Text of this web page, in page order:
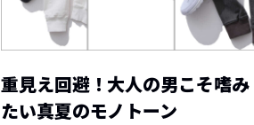
重見え回避！大人の男こそ嗜み
たい真夏のモノトーン